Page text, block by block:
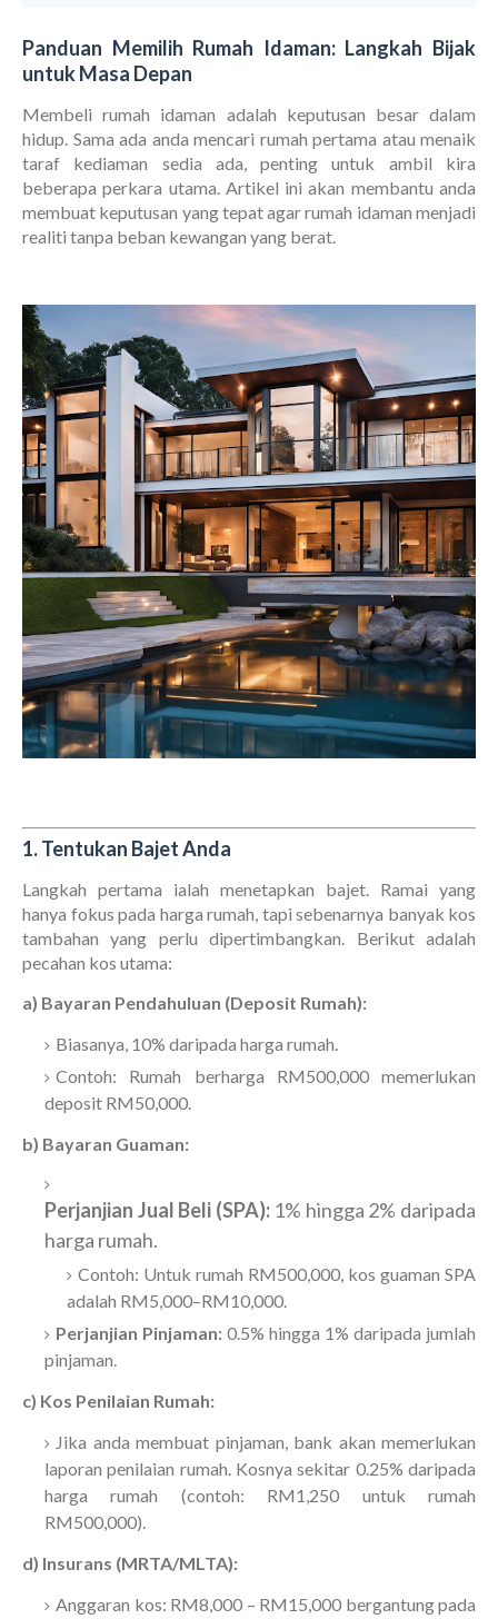
Panduan Memilih Rumah Idaman: Langkah Bijak
untuk Masa Depan
Membeli rumah idaman adalah keputusan besar dalam
hidup. Sama ada anda mencari rumah pertama atau menaik
taraf kediaman sedia ada, penting untuk ambil kira
beberapa perkara utama. Artikel ini akan membantu anda
membuat keputusan yang tepat agar rumah idaman menjadi
realiti tanpa beban kewangan yang berat.
1. Tentukan Bajet Anda
Langkah pertama ialah menetapkan bajet. Ramai yang
hanya fokus pada harga rumah, tapi sebenarnya banyak kos
tambahan yang perlu dipertimbangkan. Berikut adalah
pecahan kos utama:
a) Bayaran Pendahuluan (Deposit Rumah):
Biasanya, 10% daripada harga rumah.
Contoh: Rumah berharga RM500,000 memerlukan
deposit RM50,000.
b) Bayaran Guaman:
Perjanjian Jual Beli (SPA):1% hingga 2% daripada
harga rumah.
Contoh: Untuk rumah RM500,000, kos guaman SPA
adalah RM5,000–RM10,000.
Perjanjian Pinjaman: 0.5% hingga 1% daripada jumlah
pinjaman.
c) Kos Penilaian Rumah:
Jika anda membuat pinjaman, bank akan memerlukan
laporan penilaian rumah. Kosnya sekitar 0.25% daripada
harga rumah (contoh: RM1,250 untuk rumah
RM500,000).
d) Insurans (MRTA/MLTA):
Anggaran kos: RM8,000 – RM15,000 bergantung pada